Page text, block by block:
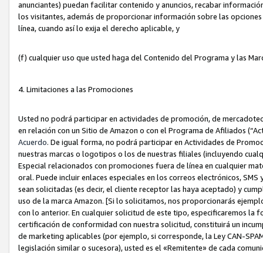
anunciantes) puedan facilitar contenido y anuncios, recabar
los visitantes, además de proporcionar información sobre las
línea, cuando así lo exija el derecho aplicable, y
(f) cualquier uso que usted haga del Contenido del Programa y las
4. Limitaciones a las Promociones
Usted no podrá participar en actividades de promoción, de
en relación con un Sitio de Amazon o con el Programa de Afiliados
Acuerdo. De igual forma, no podrá participar en Actividades de
nuestras marcas o logotipos o los de nuestras filiales (incluyendo
Especial relacionados con promociones fuera de línea en cualquier
oral. Puede incluir enlaces especiales en los correos electrónicos,
sean solicitadas (es decir, el cliente receptor las haya aceptado) y
uso de la marca Amazon. [Si lo solicitamos, nos proporcionarás
con lo anterior. En cualquier solicitud de este tipo, especificaremos
certificación de conformidad con nuestra solicitud, constituirá un
de marketing aplicables (por ejemplo, si corresponde, la Ley CAN-
legislación similar o sucesora), usted es el «Remitente» de cada